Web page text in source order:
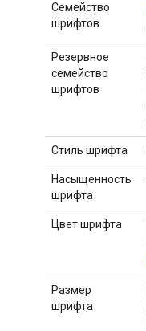
Семейство
шрифтов
Резервное
семейство
шрифтов
Стиль шрифта
Насыщенность
шрифта
Цвет шрифта
Размер
шрифта